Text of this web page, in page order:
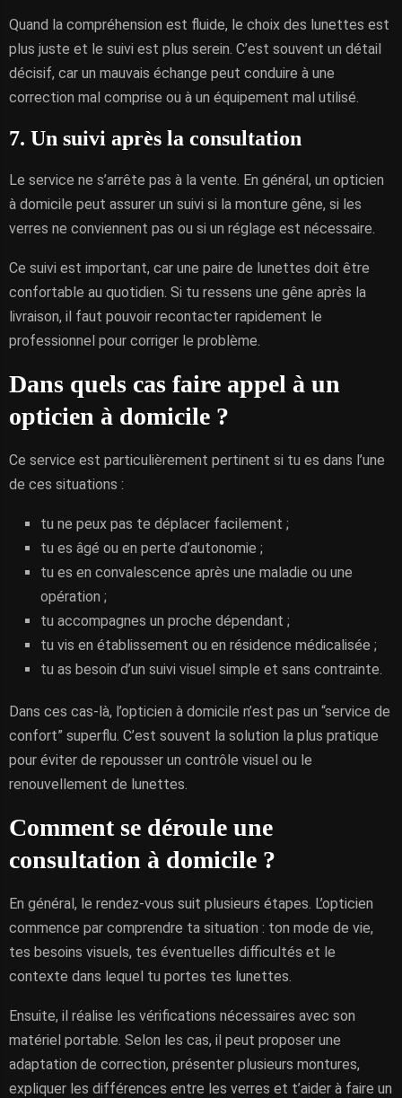
Quand la compréhension est fluide, le choix des lunettes est
plus juste et le suivi est plus serein. C’est souvent un détail
décisif, car un mauvais échange peut conduire à une
correction mal comprise ou à un équipement mal utilisé.
7. Un suivi après la consultation
Le service ne s’arrête pas à la vente. En général, un opticien
à domicile peut assurer un suivi si la monture gêne, si les
verres ne conviennent pas ou si un réglage est nécessaire.
Ce suivi est important, car une paire de lunettes doit être
confortable au quotidien. Si tu ressens une gêne après la
livraison, il faut pouvoir recontacter rapidement le
professionnel pour corriger le problème.
Dans quels cas faire appel à un
opticien à domicile ?
Ce service est particulièrement pertinent si tu es dans l’une
de ces situations :
tu ne peux pas te déplacer facilement ;
tu es âgé ou en perte d’autonomie ;
tu es en convalescence après une maladie ou une
opération ;
tu accompagnes un proche dépendant ;
tu vis en établissement ou en résidence médicalisée ;
tu as besoin d’un suivi visuel simple et sans contrainte.
Dans ces cas-là, l’opticien à domicile n’est pas un “service de
confort” superflu. C’est souvent la solution la plus pratique
pour éviter de repousser un contrôle visuel ou le
renouvellement de lunettes.
Comment se déroule une
consultation à domicile ?
En général, le rendez-vous suit plusieurs étapes. L’opticien
commence par comprendre ta situation : ton mode de vie,
tes besoins visuels, tes éventuelles difficultés et le
contexte dans lequel tu portes tes lunettes.
Ensuite, il réalise les vérifications nécessaires avec son
matériel portable. Selon les cas, il peut proposer une
adaptation de correction, présenter plusieurs montures,
expliquer les différences entre les verres et t’aider à faire un